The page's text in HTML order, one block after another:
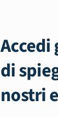
di
nostri